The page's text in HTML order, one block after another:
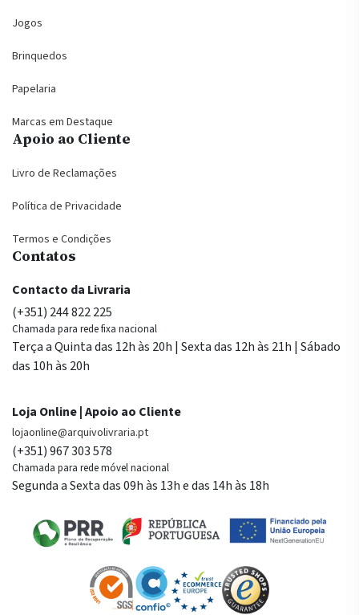
Jogos
Brinquedos
Papelaria
Marcas em Destaque
Apoio ao Cliente
Livro de Reclamações
Política de Privacidade
Termos e Condições
Contatos
Contacto da Livraria
(+351) 244 822 225
Chamada para rede fixa nacional
Terça a Quinta das 12h às 20h | Sexta das 12h às 21h | Sábado
das 10h às 20h
Loja Online | Apoio ao Cliente
lojaonline@arquivolivraria.pt
(+351) 967 303 578
Chamada para rede móvel nacional
Segunda a Sexta das 09h às 13h e das 14h às 18h